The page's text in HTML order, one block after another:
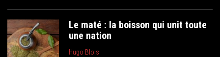
Le maté : la boisson qui unit toute
une nation
Hugo Blois